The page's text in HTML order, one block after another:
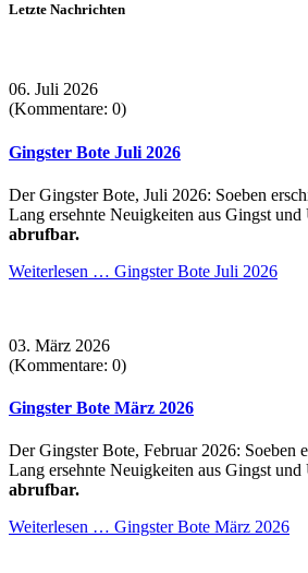
Letzte Nachrichten
06. Juli 2026
(Kommentare: 0)
Gingster Bote Juli 2026
Der Gingster Bote, Juli 2026: Soeben
Lang ersehnte Neuigkeiten aus Gingst und
abrufbar.
Weiterlesen … Gingster Bote Juli 2026
03. März 2026
(Kommentare: 0)
Gingster Bote März 2026
Der Gingster Bote, Februar 2026: Soeben
Lang ersehnte Neuigkeiten aus Gingst und
abrufbar.
Weiterlesen … Gingster Bote März 2026